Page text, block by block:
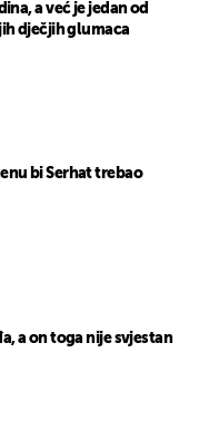
a već je jedan od
dječjih glumaca
bi Serhat trebao
a on toga nije svjestan